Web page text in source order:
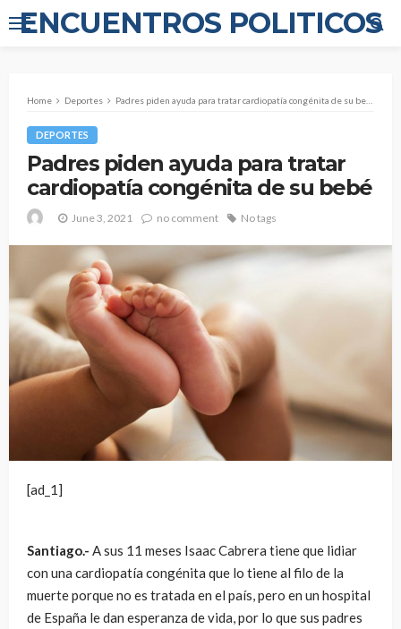
ENCUENTROS POLITICOS
Home Deportes Padres piden ayuda para tratar cardiopatía congénita de su bebé
DEPORTES
Padres piden ayuda para tratar
cardiopatía congénita de su bebé
June 3, 2021 no comment No tags
[ad_1]
Santiago.- A sus 11 meses Isaac Cabrera tiene que lidiar
con una cardiopatía congénita que lo tiene al filo de la
muerte porque no es tratada en el país, pero en un hospital
de España le dan esperanza de vida, por lo que sus padres